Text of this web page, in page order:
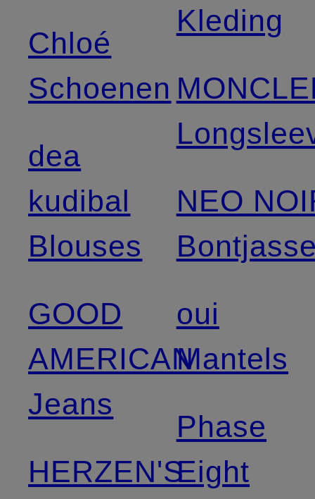
Chloé
Schoenen
dea
kudibal
Blouses
GOOD
AMERICAN
Jeans
HERZEN'S
Kleding
NEO
oui
Mantels
Phase
Eight